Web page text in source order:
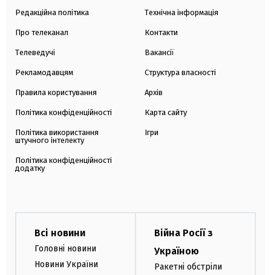
Редакційна політика
Про телеканал
Телеведучі
Рекламодавцям
Правила користування
Політика конфіденційності
Політика використання
штучного інтелекту
Політика конфіденційності
додатку
Технічна інформація
Контакти
Вакансії
Структура власності
Архів
Карта сайту
Ігри
Всі новини
Головні новини
Новини України
Війна Росії з
Україною
Ракетні обстріли